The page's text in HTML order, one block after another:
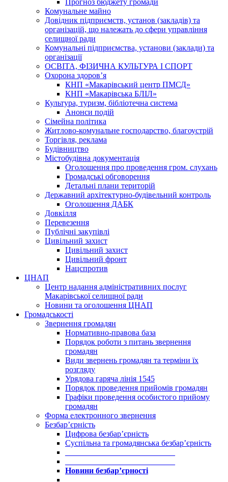
Прогноз бюджету громади
Комунальне майно
Довідник підприємств, установ (закладів) та
організацій, що належать до сфери управління
селищної ради
Комунальні підприємства, установи (заклади) та
організації
ОСВІТА, ФІЗИЧНА КУЛЬТУРА І СПОРТ
Охорона здоров’я
КНП «Макарівський центр ПМСД»
КНП «Макарівська БЛІЛ»
Культура, туризм, бібліотечна система
Анонси подій
Сімейна політика
Житлово-комунальне господарство, благоустрій
Торгівля, реклама
Будівництво
Містобудівна документація
Оголошення про проведення гром. слухань
Громадські обговорення
Детальні плани територій
Державний архітектурно-будівельний контроль
Оголошення ДАБК
Довкілля
Перевезення
Публічні закупівлі
Цивільний захист
Цивільний захист
Цивільний фронт
Нацспротив
ЦНАП
Центр надання адміністративних послуг
Макарівської селищної ради
Новини та оголошення ЦНАП
Громадськості
Звернення громадян
Нормативно-правова база
Порядок роботи з питань звернення
громадян
Види звернень громадян та терміни їх
розгляду
Урядова гаряча лінія 1545
Порядок проведення прийомів громадян
Графіки проведення особистого прийому
громадян
Форма електронного звернення
Безбар’єрність
Цифрова безбар’єрність
Суспільна та громадянська безбар’єрність
Новини безбар’єрності